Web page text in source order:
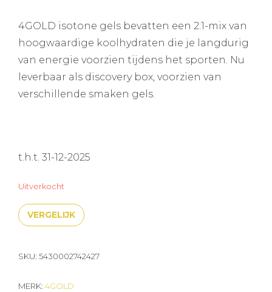
prijs
was:
€29,90.
is:
€25,95.
4GOLD isotone gels bevatten een 2:1-mix van
hoogwaardige koolhydraten die je langdurig
van energie voorzien tijdens het sporten. Nu
leverbaar als discovery box, voorzien van
verschillende smaken gels.
t.h.t. 31-12-2025
Uitverkocht
VERGELIJK
SKU: 5430002742427
MERK: 4GOLD